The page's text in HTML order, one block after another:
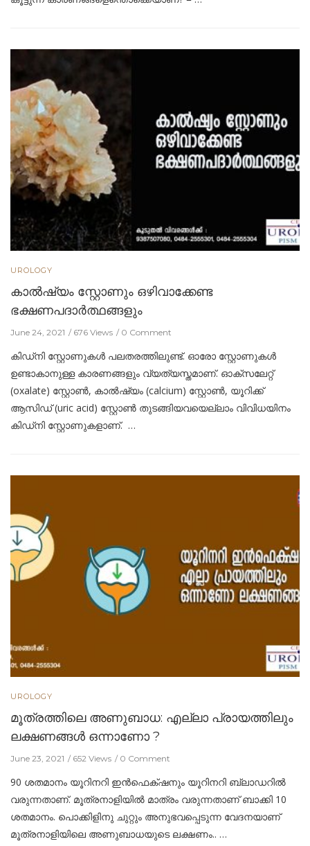
UROLOGY
കാല്‍ഷ്യം സ്റ്റോണും ഒഴിവാക്കേണ്ട
ഭക്ഷണപദാര്‍ത്ഥങ്ങളും
June 24, 2021 676 Views 0 Comment
കിഡ്നി സ്റ്റോണുകള്‍ പലതരത്തിലുണ്ട്. ഓരോ സ്റ്റോണുകള്‍
ഉണ്ടാകാനുള്ള കാരണങ്ങളും വ്യത്യസ്തമാണ്. ഓക്സലേറ്റ്
(oxalate) സ്റ്റോണ്‍, കാല്‍ഷ്യം (calcium) സ്റ്റോണ്‍, യൂറിക്ക്‌
ആസിഡ് (uric acid) സ്റ്റോണ്‍ തുടങ്ങിയവയെല്ലാം വിവിധയിനം
കിഡ്നി സ്റ്റോണുകളാണ്. …
UROLOGY
മൂത്രത്തിലെ അണുബാധ: എല്ലാ പ്രായത്തിലും
ലക്ഷണങ്ങള്‍ ഒന്നാണോ ?
June 23, 2021 652 Views 0 Comment
90 ശതമാനം യൂറിനറി ഇൻഫെക്‌ഷനും യൂറിനറി ബ്ലാഡറിൽ
വരുന്നതാണ്. മൂത്രനാളിയിൽ മാത്രം വരുന്നതാണ് ബാക്കി 10
ശതമാനം. പൊക്കിളിനു ചുറ്റും അനുഭവപ്പെടുന്ന വേദനയാണ്
മൂത്രനാളിയിലെ അണുബാധയുടെ ലക്ഷണം.. …